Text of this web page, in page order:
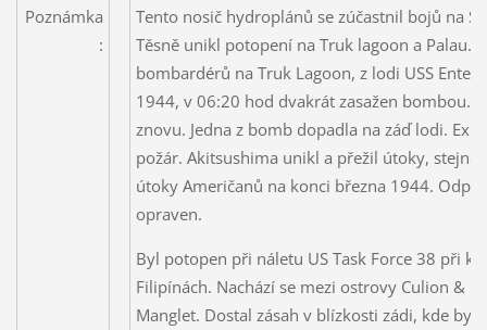
Poznámka
:
Tento nosič hydroplánů se zúčastnil bojů na
Těsně unikl potopení na Truk lagoon a Palau.
bombardérů na Truk Lagoon, z lodi USS
1944, v 06:20 hod dvakrát zasažen bombou.
znovu. Jedna z bomb dopadla na záď lodi.
požár. Akitsushima unikl a přežil útoky, stejně
útoky Američanů na konci března 1944.
opraven.
Byl potopen při náletu US Task Force 38 při
Filipínách. Nachází se mezi ostrovy Culion &
Manglet. Dostal zásah v blízkosti zádi, kde byl